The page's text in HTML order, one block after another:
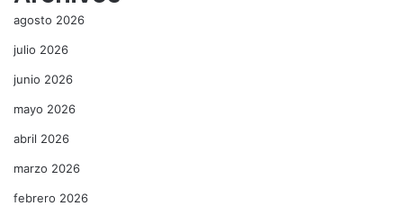
agosto 2026
julio 2026
junio 2026
mayo 2026
abril 2026
marzo 2026
febrero 2026